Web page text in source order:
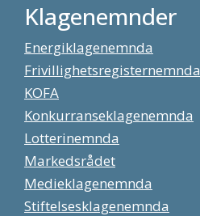
Klagenemnder
Energiklagenemnda
Frivillighetsregisternemnda
KOFA
Konkurranseklagenemnda
Lotterinemnda
Markedsrådet
Medieklagenemnda
Stiftelsesklagenemnda